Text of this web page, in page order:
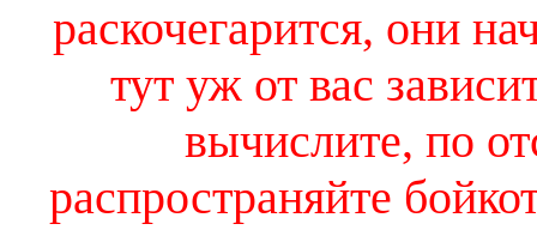
раскочегарится, они
тут уж от вас
вычислите, по
распространяйте